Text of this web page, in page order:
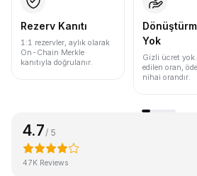
Rezerv Kanıtı
1:1 rezervler, aylık olarak
On-Chain Merkle
kanıtıyla doğrulanır.
Yok
Gizli ücret
edilen oran,
nihai orandır.
4.7 / 5
47K Reviews